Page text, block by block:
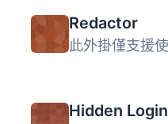
Redactor
Hidden Login